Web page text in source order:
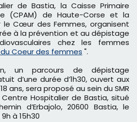
de Bastia, la Caisse Primaire
(CPAM) de Haute-Corse et la
le Cœur des Femmes, organisent
à la prévention et au dépistage
chez les femmes
Coeur des femmes ".
un parcours de dépistage
d’une durée d’1h30, ouvert aux
ans, sera proposé au sein du SMR
Hospitalier de Bastia, situé
d’Erbajolo, 20600 Bastia, le
à 15h30